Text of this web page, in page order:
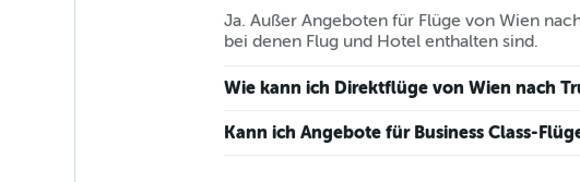
Ja. Außer Angeboten für Flüge von Wien
bei denen Flug und Hotel enthalten sind.
Wie kann ich Direktflüge von Wien nach
Kann ich Angebote für Business Class-